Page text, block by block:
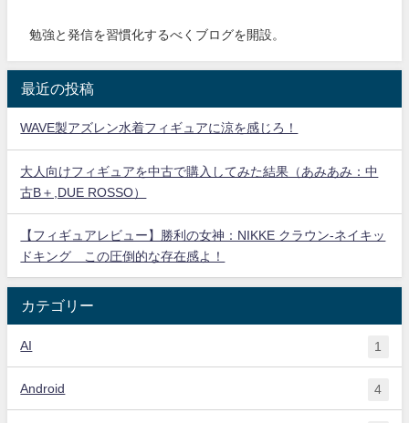
勉強と発信を習慣化するべくブログを開設。
最近の投稿
WAVE製アズレン水着フィギュアに涼を感じろ！
大人向けフィギュアを中古で購入してみた結果（あみあみ：中
古B＋,DUE ROSSO）
【フィギュアレビュー】勝利の女神：NIKKE クラウン-ネイキッ
ドキング この圧倒的な存在感よ！
カテゴリー
AI 1
Android 4